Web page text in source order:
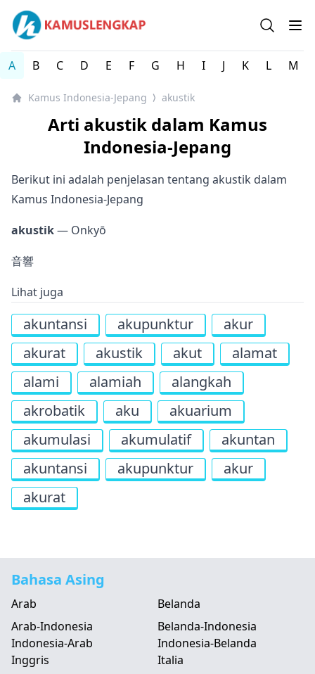
Kamus Lengkap Indonesia-Jepang - Kamus Bahasa
Open
A B C D E F G H I J K L M
Kamus Indonesia-Jepang ⟩ akustik
Arti akustik dalam Kamus
Indonesia-Jepang
Berikut ini adalah penjelasan tentang akustik dalam
Kamus Indonesia-Jepang
akustik— Onkyō
音響
Lihat juga
akuntansi akupunktur
akur
akurat
akustik akut
alamat
alami
alamiah
alangkah
akrobatik
aku
akuarium
akumulasi
akumulatif
akuntan
akuntansi
akupunktur
akur
akurat
Bahasa Asing
Arab
Arab-Indonesia
Indonesia-Arab
Belanda
Belanda-Indonesia
Indonesia-Belanda
Inggris
Italia